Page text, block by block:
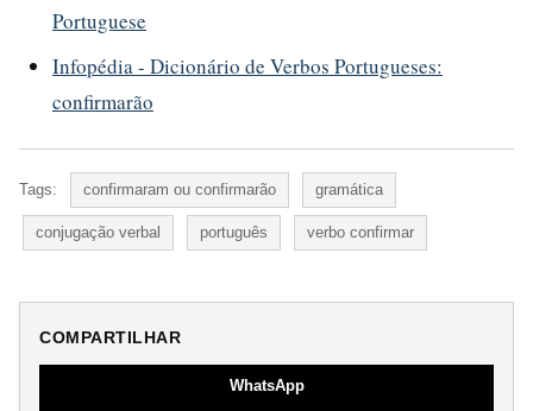
Portuguese
Infopédia - Dicionário de Verbos Portugueses:
confirmarão
Tags: confirmaram ou confirmarão gramática
conjugação verbal português verbo confirmar
COMPARTILHAR
WhatsApp